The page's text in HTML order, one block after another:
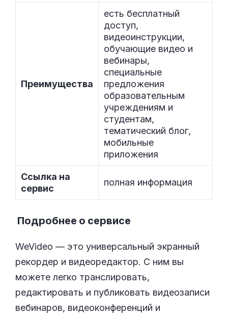
Преимущества
есть бесплатный
доступ,
видеоинструкции,
обучающие видео и
вебинары,
специальные
предложения
образовательным
учреждениям и
студентам,
тематический блог,
мобильные
приложения
Ссылка на
сервис
полная информация
Подробнее о сервисе
WeVideo — это универсальный экранный
рекордер и видеоредактор. С ним вы
можете легко транслировать,
редактировать и публиковать видеозаписи
вебинаров, видеоконференций и